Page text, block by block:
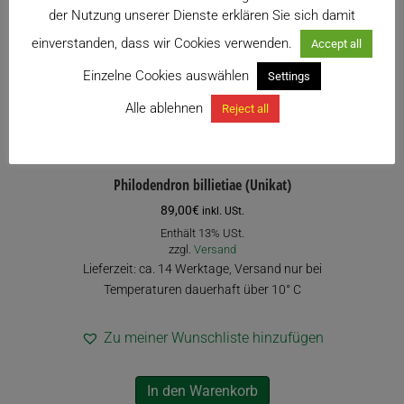
Philodendron billietiae (Unikat)
89,00€ inkl. USt.
Enthält 13% USt.
zzgl. Versand
Lieferzeit: ca. 14 Werktage, Versand nur bei
Temperaturen dauerhaft über 10° C
Zu meiner Wunschliste hinzufügen
In den Warenkorb
der Nutzung unserer Dienste erklären Sie sich damit
einverstanden, dass wir Cookies verwenden.
Accept all
Einzelne Cookies auswählen Settings
Alle ablehnen Reject all